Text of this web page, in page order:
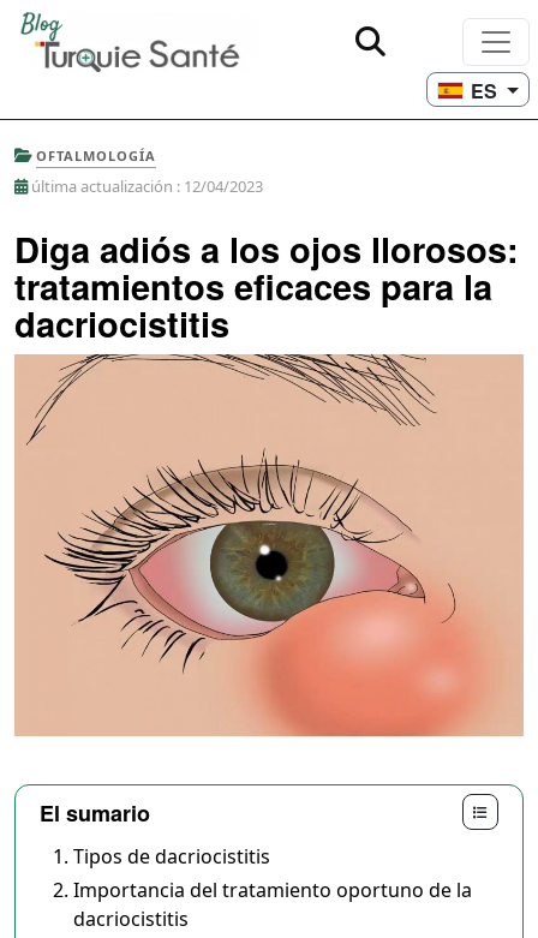
ES
OFTALMOLOGÍA
última actualización : 12/04/2023
Diga adiós a los ojos llorosos:
tratamientos eficaces para la
dacriocistitis
El sumario
Tipos de dacriocistitis
Importancia del tratamiento oportuno de la
dacriocistitis